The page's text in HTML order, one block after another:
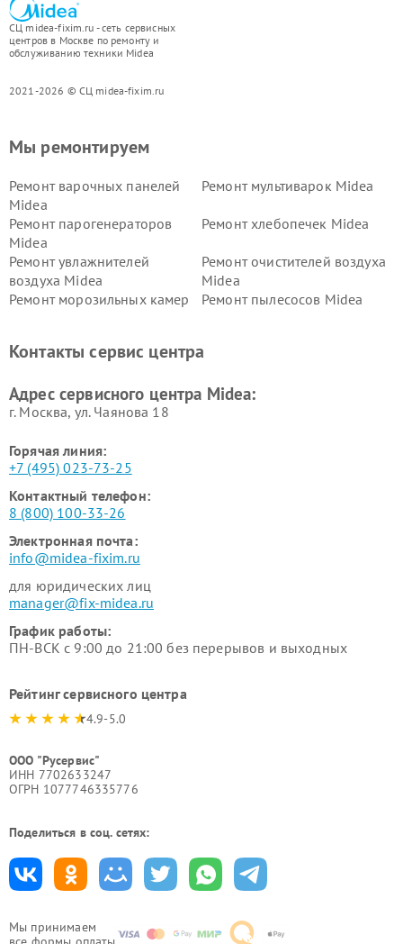
СЦ midea-fixim.ru - сеть сервисных
центров в Москве по ремонту и
обслуживанию техники Midea
2021-2026 © СЦ midea-fixim.ru
Мы принимаем
Мы ремонтируем
Ремонт варочных панелей
Midea
Ремонт мультиварок Midea
Ремонт парогенераторов
Midea
Ремонт хлебопечек Midea
Ремонт увлажнителей
воздуха Midea
Ремонт очистителей воздуха
Midea
Ремонт морозильных камер
Ремонт пылесосов Midea
пылесосов Midea
Midea
Контакты сервис центра
Адрес сервисного центра Midea:
г. Москва, ул. Чаянова 18
Горячая линия:
+7 (495) 023-73-25
Контактный телефон:
8 (800) 100-33-26
Электронная почта:
info@midea-fixim.ru
для юридических лиц
manager@fix-midea.ru
График работы:
ПН-ВСК с 9:00 до 21:00 без перерывов и выходных
Рейтинг сервисного центра
4.9-5.0
ООО "Русервис"
ИНН 7702633247
ОГРН 1077746335776
Поделиться в соц. сетях: